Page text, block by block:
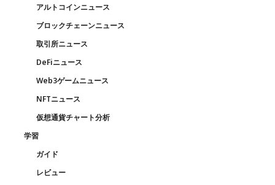
アルトコインニュース
ブロックチェーンニュース
取引所ニュース
DeFiニュース
Web3ゲームニュース
NFTニュース
仮想通貨チャート分析
学習
ガイド
レビュー